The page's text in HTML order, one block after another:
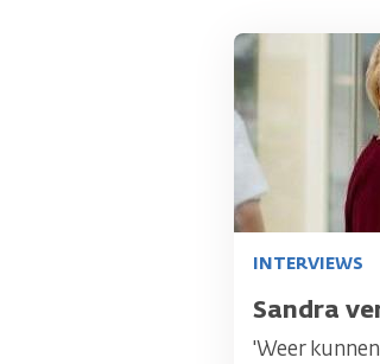
Afbeelding
INTERVIEWS
Titel
Sandra
'Weer